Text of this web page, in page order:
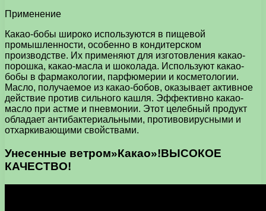
Применение
Какао-бобы широко используются в пищевой
промышленности, особенно в кондитерском
производстве. Их применяют для изготовления какао-
порошка, какао-масла и шоколада. Используют какао-
бобы в фармакологии, парфюмерии и косметологии.
Масло, получаемое из какао-бобов, оказывает активное
действие против сильного кашля. Эффективно какао-
масло при астме и пневмонии. Этот целебный продукт
обладает антибактериальными, противовирусными и
отхаркивающими свойствами.
Унесенные ветром»Какао»!ВЫСОКОЕ
КАЧЕСТВО!